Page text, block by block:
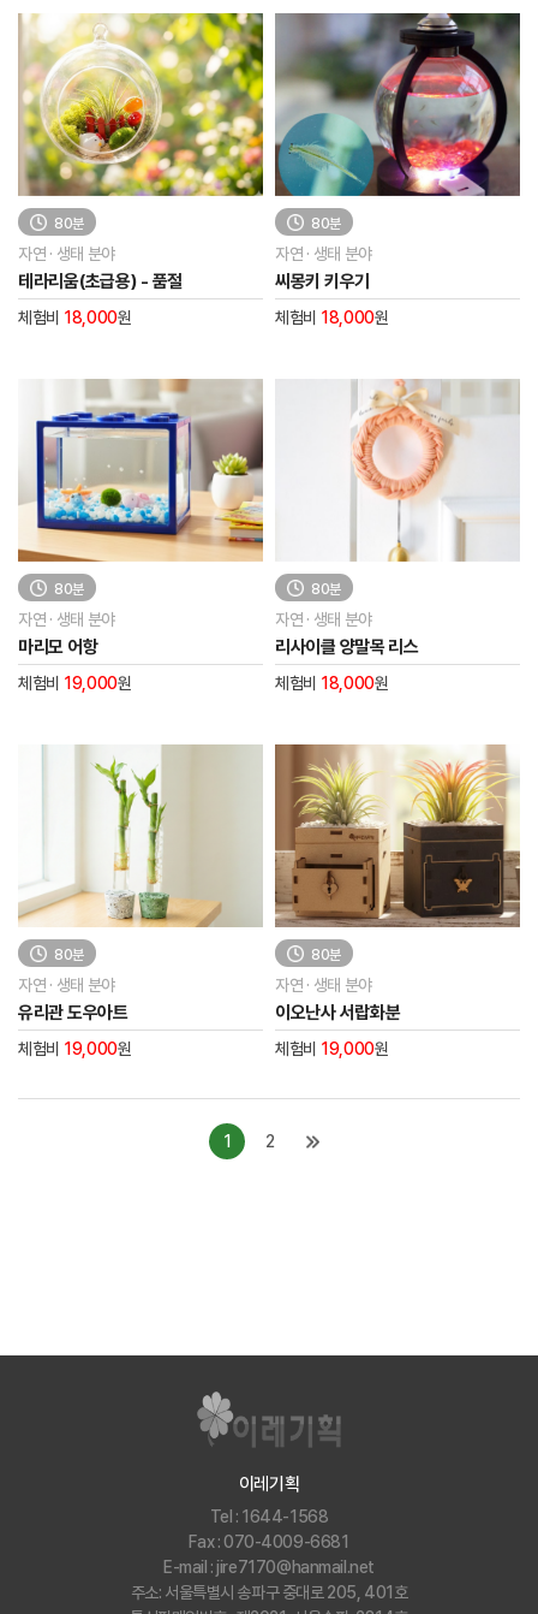
80분
자연 · 생태 분야
테라리움(초급용) - 품절
체험비 18,000원
80분
자연 · 생태 분야
씨몽키 키우기
체험비 18,000원
80분
자연 · 생태 분야
마리모 어항
체험비 19,000원
80분
자연 · 생태 분야
리사이클 양말목 리스
체험비 18,000원
80분
자연 · 생태 분야
유리관 도우아트
체험비 19,000원
80분
자연 · 생태 분야
이오난사 서랍화분
체험비 19,000원
1 2
이레기획
Tel : 1644-1568
Fax : 070-4009-6681
E-mail : jire7170@hanmail.net
주소: 서울특별시 송파구 중대로 205, 401호